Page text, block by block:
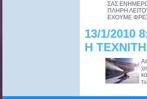
ΣΑΣ
ΠΛΗΡΗ
ΕΧΟΥΜΕ
13/1/2010
Η